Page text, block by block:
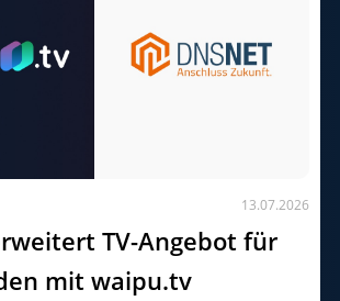
13.07.2026
TV-Angebot für
mit waipu.tv